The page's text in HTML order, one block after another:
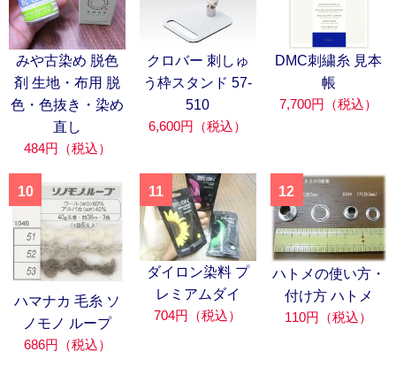
みや古染め 脱色
剤 生地・布用 脱
色・色抜き・染め
直し
484円（税込）
クロバー 刺しゅ
う枠スタンド 57-
510
6,600円（税込）
DMC刺繍糸 見本
帳
7,700円（税込）
10
ハマナカ 毛糸 ソ
ノモノ ループ
686円（税込）
11
ダイロン染料 プ
レミアムダイ
704円（税込）
12
ハトメの使い方・
付け方 ハトメ
110円（税込）